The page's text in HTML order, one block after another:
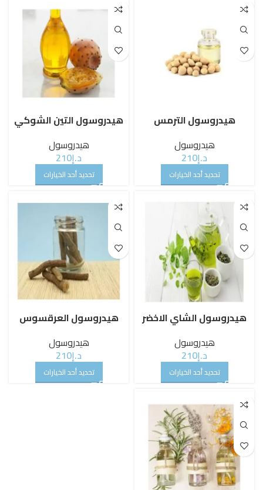
هيدروسول الترمس
هيدروسول
د.إ210
تحديد أحد الخيارات
هيدروسول التين الشوكي
هيدروسول
د.إ210
تحديد أحد الخيارات
هيدروسول الشاي الاخضر
هيدروسول
د.إ210
تحديد أحد الخيارات
هيدروسول العرقسوس
هيدروسول
د.إ210
تحديد أحد الخيارات